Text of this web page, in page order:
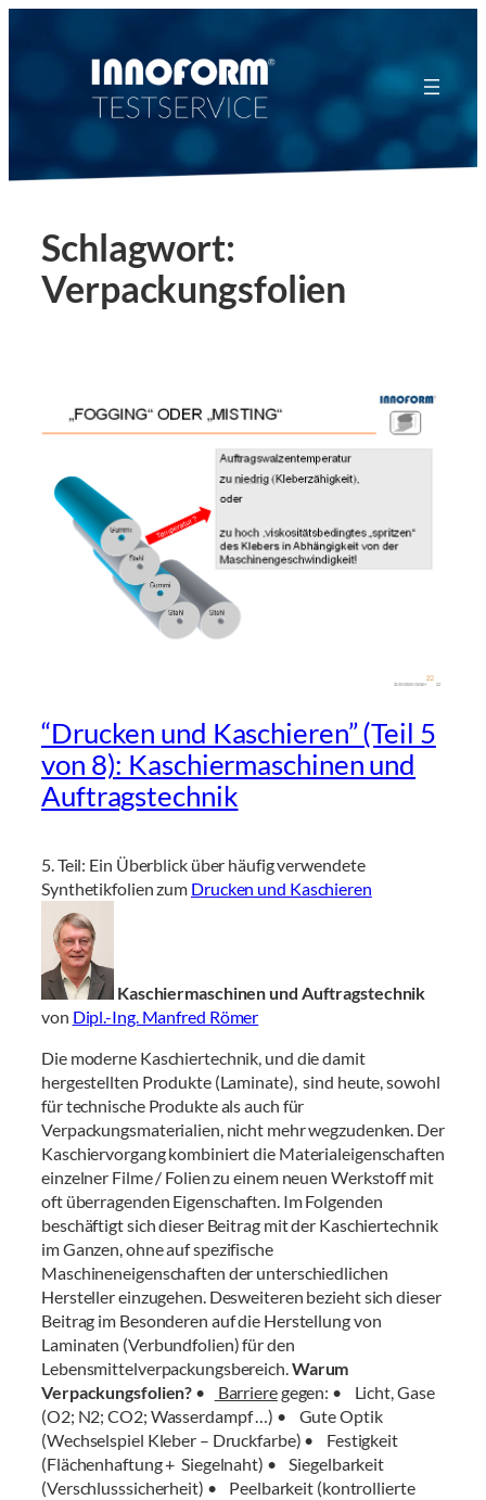
Schlagwort:
Verpackungsfolien
“Drucken und Kaschieren” (Teil 5
von 8): Kaschiermaschinen und
Auftragstechnik
5. Teil: Ein Überblick über häufig verwendete
Synthetikfolien zum Drucken und Kaschieren
Kaschiermaschinen und Auftragstechnik
von Dipl.-Ing. Manfred Römer
Die moderne Kaschiertechnik, und die damit
hergestellten Produkte (Laminate), sind heute, sowohl
für technische Produkte als auch für
Verpackungsmaterialien, nicht mehr wegzudenken. Der
Kaschiervorgang kombiniert die Materialeigenschaften
einzelner Filme / Folien zu einem neuen Werkstoff mit
oft überragenden Eigenschaften. Im Folgenden
beschäftigt sich dieser Beitrag mit der Kaschiertechnik
im Ganzen, ohne auf spezifische
Maschineneigenschaften der unterschiedlichen
Hersteller einzugehen. Desweiteren bezieht sich dieser
Beitrag im Besonderen auf die Herstellung von
Laminaten (Verbundfolien) für den
Lebensmittelverpackungsbereich.Warum
Verpackungsfolien? • Barrieregegen: • Licht, Gase
(O2; N2; CO2; Wasserdampf …) • Gute Optik
(Wechselspiel Kleber – Druckfarbe) • Festigkeit
(Flächenhaftung + Siegelnaht) • Siegelbarkeit
(Verschlusssicherheit) • Peelbarkeit (kontrollierte